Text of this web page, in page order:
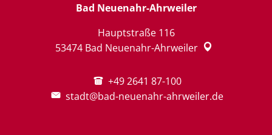
Bad Neuenahr-Ahrweiler
Hauptstraße 116
53474 Bad Neuenahr-Ahrweiler
+49 2641 87-100
stadt@bad-neuenahr-ahrweiler.de